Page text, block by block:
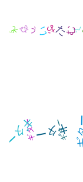
う
ぬ
ギター
ぞ
ギター
の
ば
ギター
ぴ
の
ギター
ち
ター